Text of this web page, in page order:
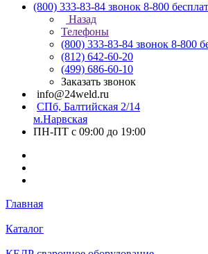
(800) 333-83-84 звонок 8-800
Назад
Телефоны
(800) 333-83-84 звонок 8-800
(812) 642-60-20
(499) 686-60-10
Заказать звонок
info@24weld.ru
СПб, Балтийская 2/14
м.Нарвская
ПН-ПТ с 09:00 до 19:00
Главная
Каталог